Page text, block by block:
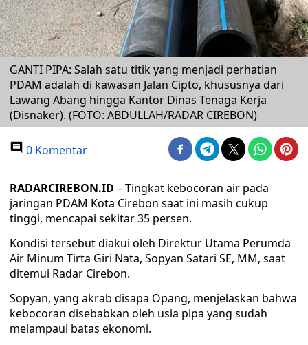
GANTI PIPA: Salah satu titik yang menjadi perhatian
PDAM adalah di kawasan Jalan Cipto, khususnya dari
Lawang Abang hingga Kantor Dinas Tenaga Kerja
(Disnaker). (FOTO: ABDULLAH/RADAR CIREBON)
0 Komentar
RADARCIREBON.ID – Tingkat kebocoran air pada
jaringan PDAM Kota Cirebon saat ini masih cukup
tinggi, mencapai sekitar 35 persen.
Kondisi tersebut diakui oleh Direktur Utama Perumda
Air Minum Tirta Giri Nata, Sopyan Satari SE, MM, saat
ditemui Radar Cirebon.
Sopyan, yang akrab disapa Opang, menjelaskan bahwa
kebocoran disebabkan oleh usia pipa yang sudah
melampaui batas ekonomi.